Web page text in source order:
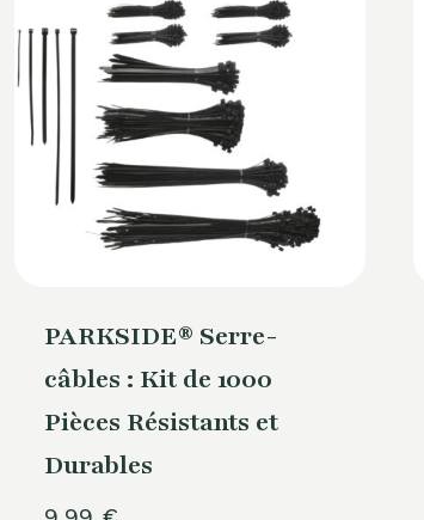
PARKSIDE® Serre-
câbles : Kit de 1000
Pièces Résistants et
Durables